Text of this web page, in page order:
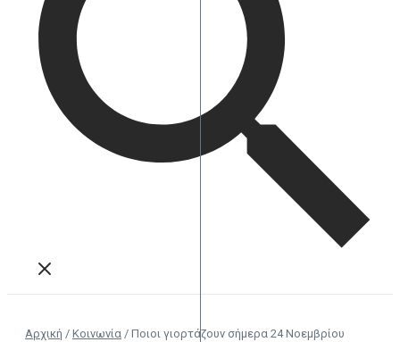
Αρχική / Κοινωνία / Ποιοι γιορτάζουν σήμερα 24 Νοεμβρίου